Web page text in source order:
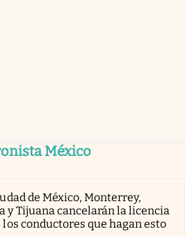
México
de México, Monterrey,
y Tijuana cancelarán la licencia
conductores que hagan esto